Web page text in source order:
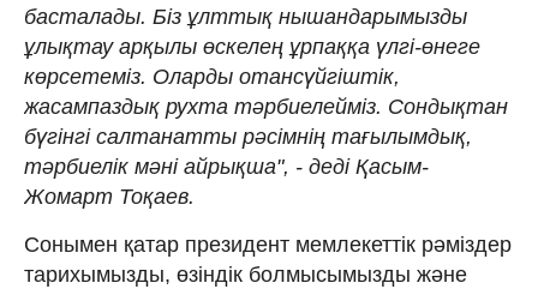
басталады. Біз ұлттық нышандарымызды
ұлықтау арқылы өскелең ұрпаққа үлгі-өнеге
көрсетеміз. Оларды отансүйгіштік,
жасампаздық рухта тәрбиелейміз. Сондықтан
бүгінгі салтанатты рәсімнің тағылымдық,
тәрбиелік мәні айрықша", - деді Қасым-
Жомарт Тоқаев.
Сонымен қатар президент мемлекеттік рәміздер
тарихымызды, өзіндік болмысымызды және